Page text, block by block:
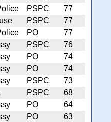
PSPC
77
PSPC
77
PO
77
PSPC
76
PO
74
PO
74
PSPC
73
PSPC
68
PO
64
PO
63